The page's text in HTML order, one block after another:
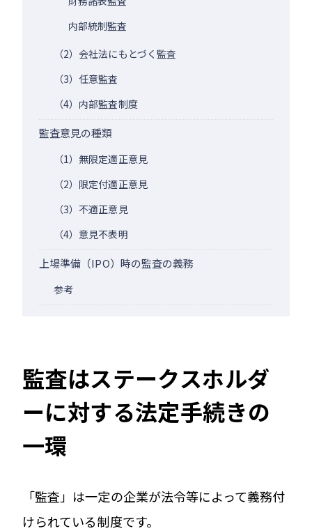
内部統制監査
（2）会社法にもとづく監査
（3）任意監査
（4）内部監査制度
監査意見の種類
（1）無限定適正意見
（2）限定付適正意見
（3）不適正意見
（4）意見不表明
上場準備（IPO）時の監査の義務
参考
監査はステークスホルダ
ーに対する法定手続きの
一環
「監査」は一定の企業が法令等によって義務付
けられている制度です。